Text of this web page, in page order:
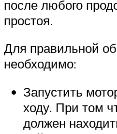
после любого
простоя.
Для правильной
необходимо:
Запустить
ходу. При том
должен